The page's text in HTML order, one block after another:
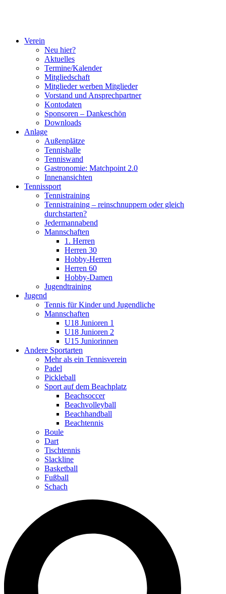
Verein
Neu hier?
Aktuelles
Termine/Kalender
Mitgliedschaft
Mitglieder werben Mitglieder
Vorstand und Ansprechpartner
Kontodaten
Sponsoren – Dankeschön
Downloads
Anlage
Außenplätze
Tennishalle
Tenniswand
Gastronomie: Matchpoint 2.0
Innenansichten
Tennissport
Tennistraining
Tennistraining – reinschnuppern oder gleich
durchstarten?
Jedermannabend
Mannschaften
1. Herren
Herren 30
Hobby-Herren
Herren 60
Hobby-Damen
Jugendtraining
Jugend
Tennis für Kinder und Jugendliche
Mannschaften
U18 Junioren 1
U18 Junioren 2
U15 Juniorinnen
Andere Sportarten
Mehr als ein Tennisverein
Padel
Pickleball
Sport auf dem Beachplatz
Beachsoccer
Beachvolleyball
Beachhandball
Beachtennis
Boule
Dart
Tischtennis
Slackline
Basketball
Fußball
Schach